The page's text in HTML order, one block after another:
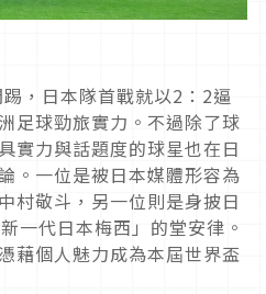
，日本隊首戰就以2：2逼
足球勁旅實力。不過除了球
實力與話題度的球星也在日
。一位是被日本媒體形容為
村敬斗，另一位則是身披日
一代日本梅西」的堂安律。
藉個人魅力成為本屆世界盃